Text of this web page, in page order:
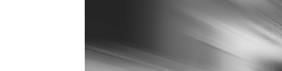
Interne communicatie